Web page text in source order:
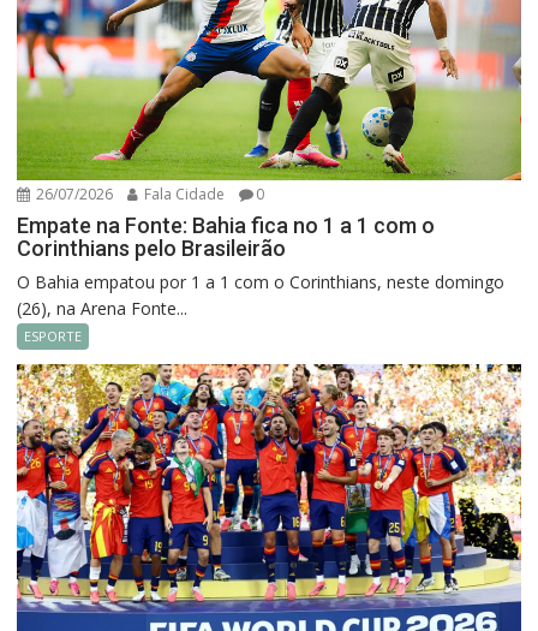
26/07/2026 Fala Cidade 0
Empate na Fonte: Bahia fica no 1 a 1 com o
Corinthians pelo Brasileirão
O Bahia empatou por 1 a 1 com o Corinthians, neste domingo
(26), na Arena Fonte...
ESPORTE